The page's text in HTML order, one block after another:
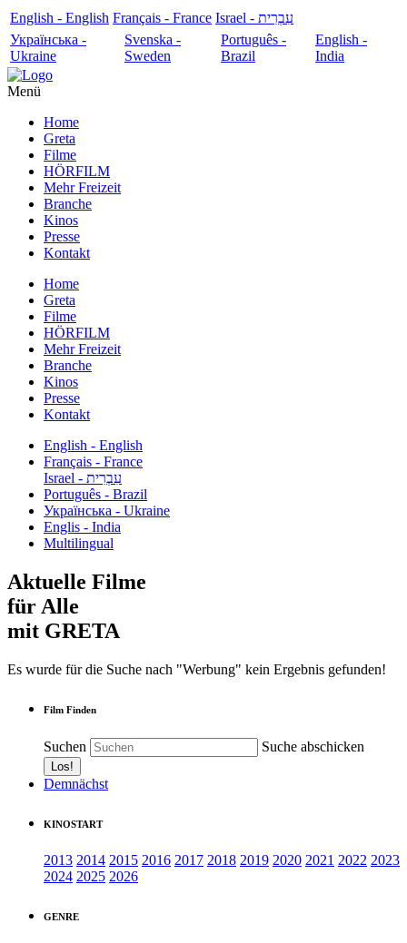
English - English Français - France
עִבְרִית - Israel
Українська -
Ukraine
Svenska -
Sweden
Português -
Brazil
English -
India
Menü
Home
Greta
Filme
HÖRFILM
Mehr Freizeit
Branche
Kinos
Presse
Kontakt
Home
Greta
Filme
HÖRFILM
Mehr Freizeit
Branche
Kinos
Presse
Kontakt
English - English
Français - France
עִבְרִית - Israel
Português - Brazil
Українська - Ukraine
Englis - India
Multilingual
Aktuelle Filme
für Alle
mit GRETA
Es wurde für die Suche nach "Werbung" kein Ergebnis gefunden!
Film Finden
Suchen Suche abschicken
Demnächst
KINOSTART
2013 2014 2015 2016 2017 2018 2019 2020 2021 2022 2023
2024 2025 2026
GENRE